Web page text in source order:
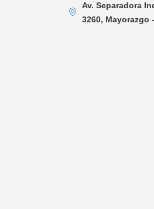
Av. Separadora
3260, Mayorazgo